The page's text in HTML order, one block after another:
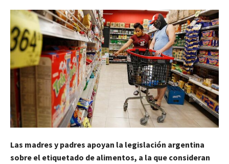
Las madres y padres apoyan la legislación argentina
sobre el etiquetado de alimentos, a la que consideran